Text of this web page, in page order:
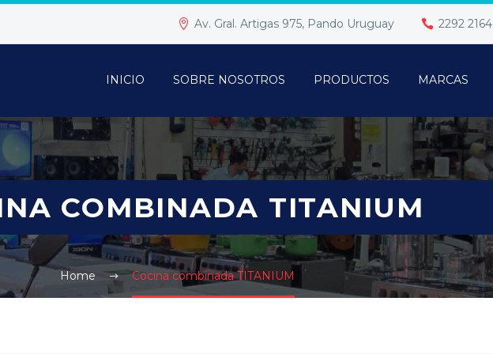
Av. Gral. Artigas 975, Pando Uruguay 2292 2164
INICIO SOBRE NOSOTROS PRODUCTOS MARCAS
COMBINADA TITANIUM
Home Cocina combinada TITANIUM